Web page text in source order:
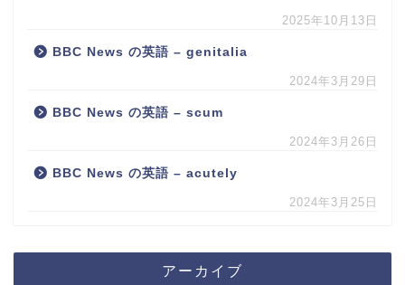
2025年10月13日
BBC News の英語 – genitalia
2024年3月29日
BBC News の英語 – scum
2024年3月26日
BBC News の英語 – acutely
2024年3月25日
アーカイブ